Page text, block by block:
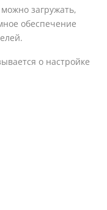
можно загружать,
обеспечение
о настройке